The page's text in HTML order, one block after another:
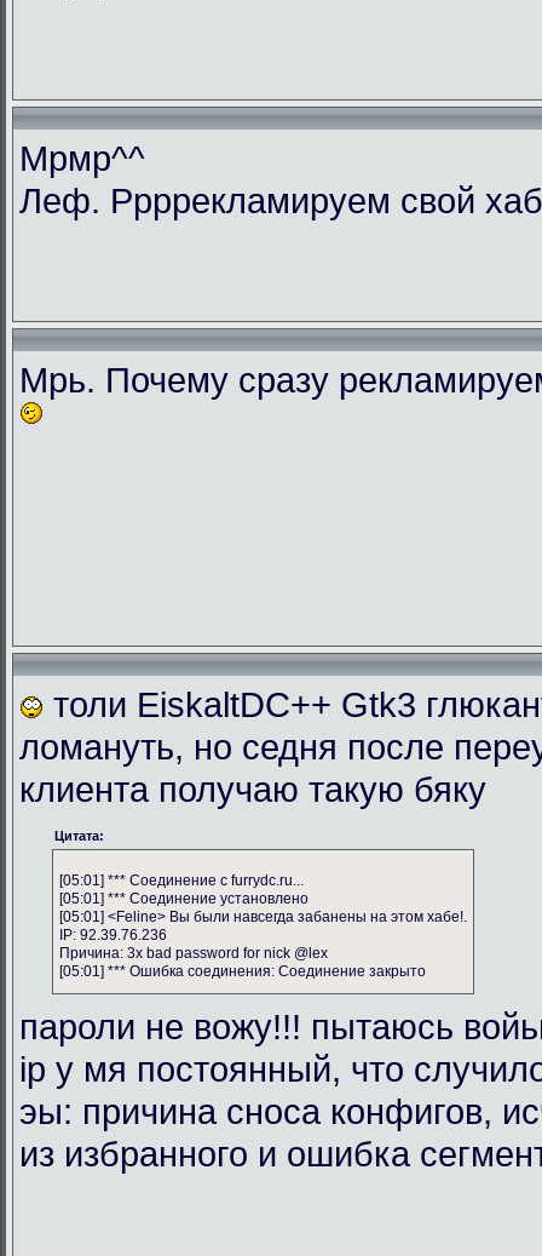
Мрмр^^
Леф. Ррррекламируем свой
Мрь. Почему сразу
толи EiskaltDC++ Gtk3
ломануть, но седня после
клиента получаю такую бяку
Цитата:
[05:01] *** Соединение с furrydc.ru...
[05:01] *** Соединение установлено
[05:01] <Feline> Вы были навсегда забанены на этом хабе!.
IP: 92.39.76.236
Причина: 3x bad password for nick @lex
[05:01] *** Ошибка соединения: Соединение закрыто
пароли не вожу!!! пытаюсь
ip у мя постоянный, что
эы: причина сноса конфигов,
из избранного и ошибка